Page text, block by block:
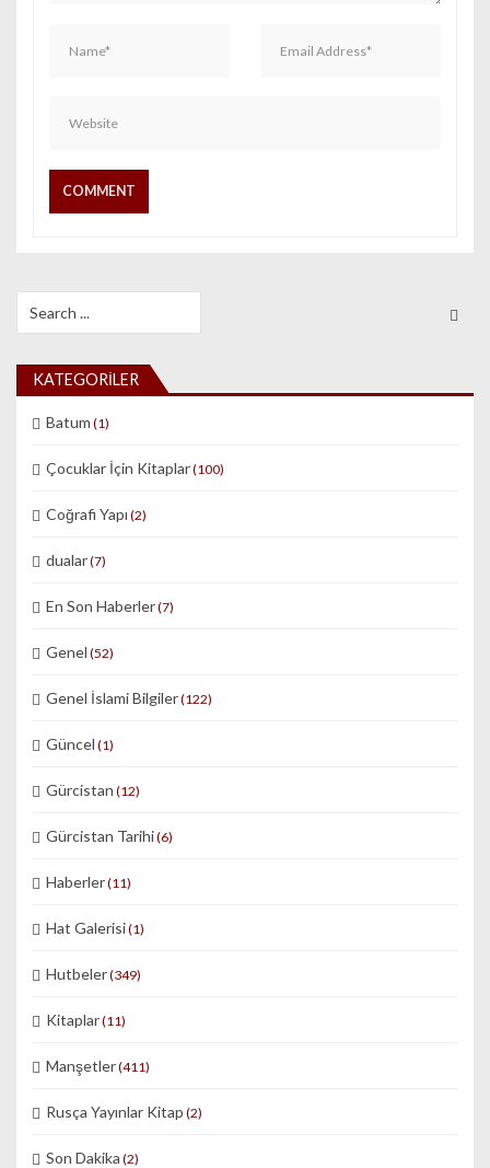
KATEGORILER
Batum (1)
Çocuklar İçin Kitaplar(100)
Coğrafi Yapı (2)
dualar(7)
En Son Haberler(7)
Genel (52)
Genel İslami Bilgiler(122)
Güncel (1)
Gürcistan (12)
Gürcistan Tarihi(6)
Haberler(11)
Hat Galerisi(1)
Hutbeler(349)
Kitaplar(11)
Manşetler(411)
Rusça Yayınlar Kitap (2)
Son Dakika (2)